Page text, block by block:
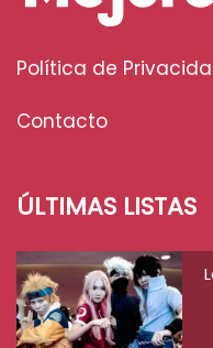
Política de
Contacto
ÚLTIMAS LISTAS